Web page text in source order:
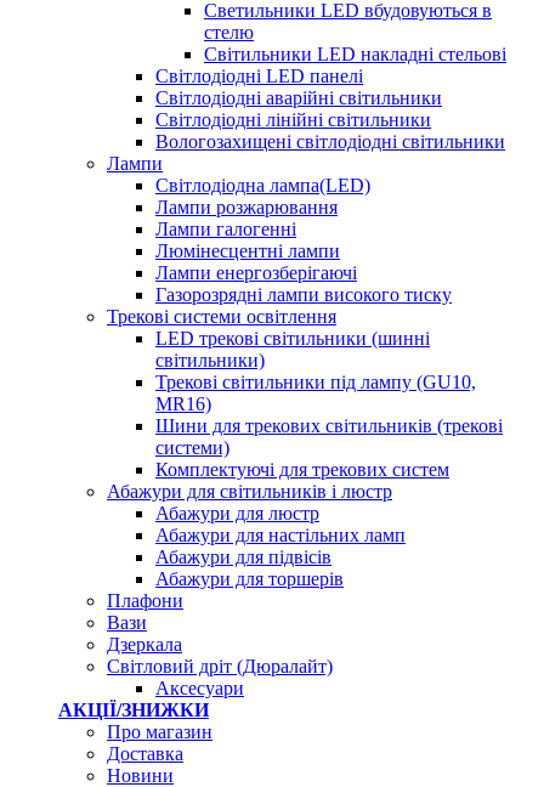
Cветильники LED вбудовуються в
стелю
Світильники LED накладні стельові
Світлодіодні LED панелі
Світлодіодні аварійні світильники
Світлодіодні лінійні світильники
Вологозахищені світлодіодні світильники
Лампи
Світлодіодна лампа(LED)
Лампи розжарювання
Лампи галогенні
Люмінесцентні лампи
Лампи енергозберігаючі
Газорозрядні лампи високого тиску
Трекові системи освітлення
LED трекові світильники (шинні
світильники)
Трекові світильники під лампу (GU10,
MR16)
Шини для трекових світильників (трекові
системи)
Комплектуючі для трекових систем
Абажури для світильників і люстр
Абажури для люстр
Абажури для настільних ламп
Абажури для підвісів
Абажури для торшерів
Плафони
Вази
Дзеркала
Світловий дріт (Дюралайт)
Аксесуари
АКЦІЇ/ЗНИЖКИ
Про магазин
Доставка
Новини